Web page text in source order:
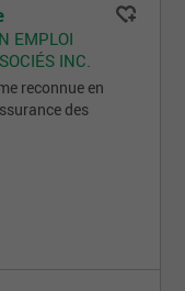
EMPLOI
INC.
reconnue en
des